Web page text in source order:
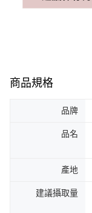
商品規格
品牌
品名
產地
建議攝取量